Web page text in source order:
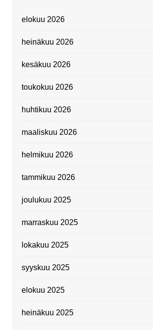
elokuu 2026
heinäkuu 2026
kesäkuu 2026
toukokuu 2026
huhtikuu 2026
maaliskuu 2026
helmikuu 2026
tammikuu 2026
joulukuu 2025
marraskuu 2025
lokakuu 2025
syyskuu 2025
elokuu 2025
heinäkuu 2025